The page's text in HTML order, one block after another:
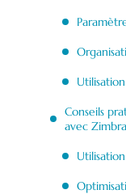
Conseils
avec